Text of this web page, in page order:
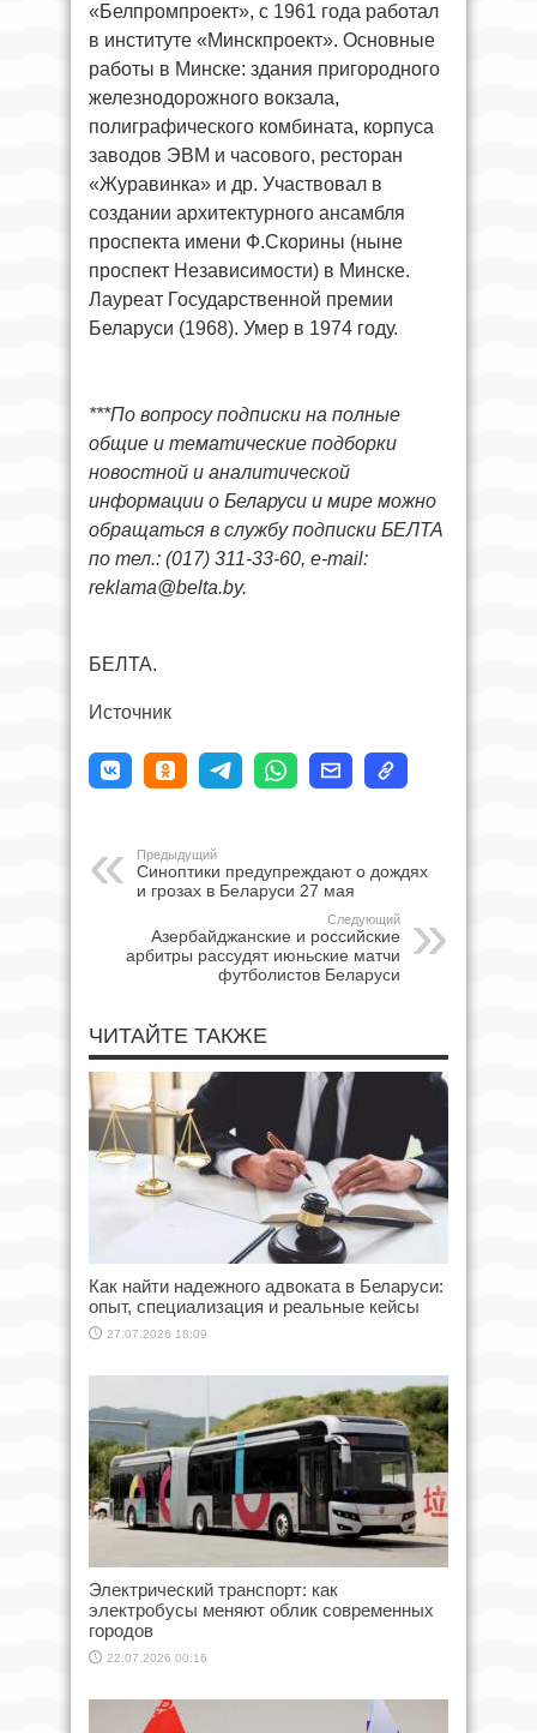
«Белпромпроект», с 1961 года работал
в институте «Минскпроект». Основные
работы в Минске: здания пригородного
железнодорожного вокзала,
полиграфического комбината, корпуса
заводов ЭВМ и часового, ресторан
«Журавинка» и др. Участвовал в
создании архитектурного ансамбля
проспекта имени Ф.Скорины (ныне
проспект Независимости) в Минске.
Лауреат Государственной премии
Беларуси (1968). Умер в 1974 году.
***По вопросу подписки на полные
общие и тематические подборки
новостной и аналитической
информации о Беларуси и мире можно
обращаться в службу подписки БЕЛТА
по тел.: (017) 311-33-60, e-mail:
reklama@belta.by.
БЕЛТА.
Источник
Предыдущий
Синоптики предупреждают о дождях
и грозах в Беларуси 27 мая
Следующий
Азербайджанские и российские
арбитры рассудят июньские матчи
футболистов Беларуси
ЧИТАЙТЕ ТАКЖЕ
Как найти надежного адвоката в Беларуси:
опыт, специализация и реальные кейсы
27.07.2026 18:09
Электрический транспорт: как
электробусы меняют облик современных
городов
22.07.2026 00:16